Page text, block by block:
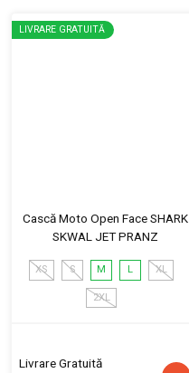
LIVRARE GRATUITĂ
Cască Moto Open Face SHARK
SKWAL JET PRANZ
XS S M L XL
2XL
Livrare Gratuită